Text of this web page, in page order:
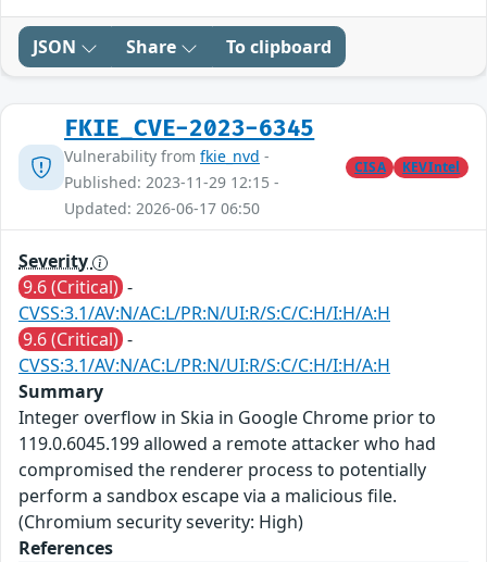
JSON Share To clipboard
FKIE_CVE-2023-6345
Vulnerability from fkie_nvd -
Published: 2023-11-29 12:15 -
Updated: 2026-06-17 06:50
CISA KEVIntel
Severity
9.6 (Critical) -
CVSS:3.1/AV:N/AC:L/PR:N/UI:R/S:C/C:H/I:H/A:H
9.6 (Critical) -
CVSS:3.1/AV:N/AC:L/PR:N/UI:R/S:C/C:H/I:H/A:H
Summary
Integer overflow in Skia in Google Chrome prior to
119.0.6045.199 allowed a remote attacker who had
compromised the renderer process to potentially
perform a sandbox escape via a malicious file.
(Chromium security severity: High)
References